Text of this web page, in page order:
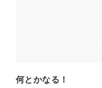
何とかなる！